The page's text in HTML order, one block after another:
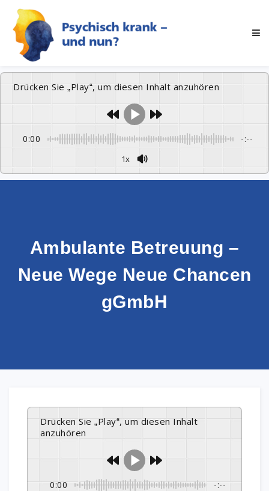
Drücken Sie „Play“, um diesen Inhalt anzuhören
0:00 -:--
1x
Ambulante Betreuung –
Neue Wege Neue Chancen
gGmbH
Drücken Sie „Play“, um diesen Inhalt
anzuhören
0:00 -:--